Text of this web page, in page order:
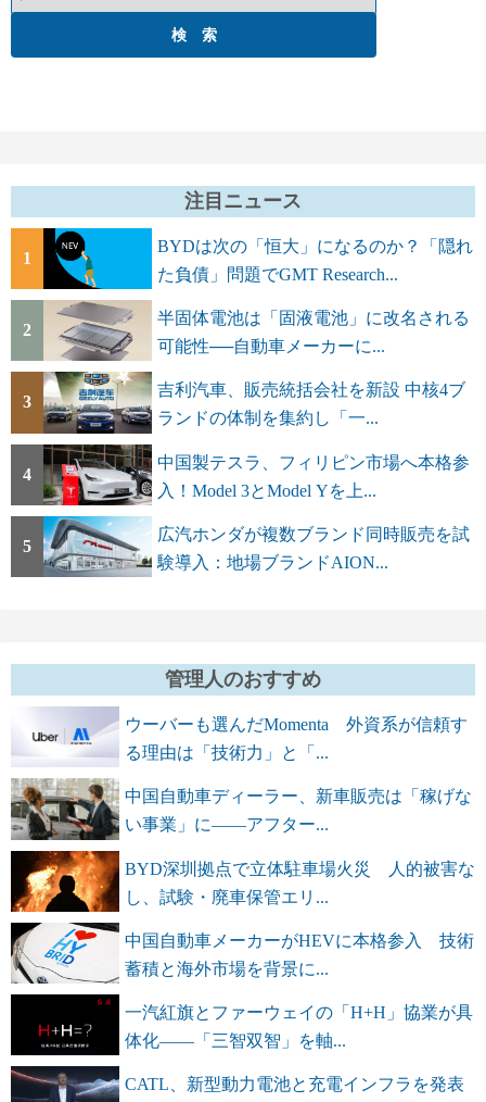
注目ニュース
1
BYDは次の「恒大」になるのか？「隠れ
た負債」問題でGMT Research...
2
半固体電池は「固液電池」に改名される
可能性──自動車メーカーに...
3
吉利汽車、販売統括会社を新設 中核4ブ
ランドの体制を集約し「一...
4
中国製テスラ、フィリピン市場へ本格参
入！Model 3とModel Yを上...
5
広汽ホンダが複数ブランド同時販売を試
験導入：地場ブランドAION...
管理人のおすすめ
ウーバーも選んだMomenta 外資系が信頼す
る理由は「技術力」と「...
中国自動車ディーラー、新車販売は「稼げな
い事業」に――アフター...
BYD深圳拠点で立体駐車場火災 人的被害な
し、試験・廃車保管エリ...
中国自動車メーカーがHEVに本格参入 技術
蓄積と海外市場を背景に...
一汽紅旗とファーウェイの「H+H」協業が具
体化――「三智双智」を軸...
CATL、新型動力電池と充電インフラを発表